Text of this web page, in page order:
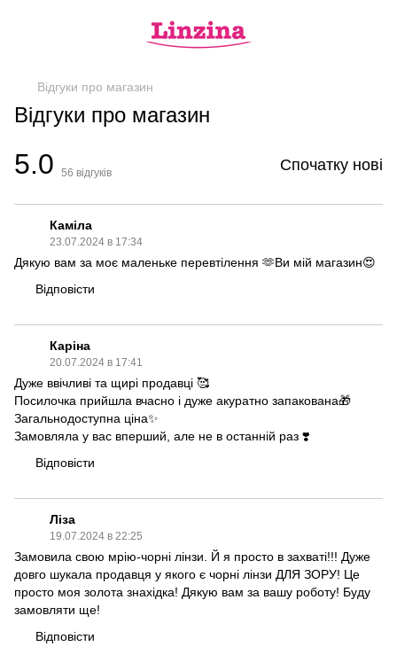
Відгуки про магазин
Відгуки про магазин
5.0 56 відгуків Спочатку нові
Каміла
23.07.2024 в 17:34
Дякую вам за моє маленьке перевтілення 🫶Ви мій магазин😍
Відповісти
Каріна
20.07.2024 в 17:41
Дуже ввічливі та щирі продавці 🥰
Посилочка прийшла вчасно і дуже акуратно запакована🎁
Загальнодоступна ціна✨
Замовляла у вас вперший, але не в останній раз ❣️
Відповісти
Ліза
19.07.2024 в 22:25
Замовила свою мрію-чорні лінзи. Й я просто в захваті!!! Дуже
довго шукала продавця у якого є чорні лінзи ДЛЯ ЗОРУ! Це
просто моя золота знахідка! Дякую вам за вашу роботу! Буду
замовляти ще!
Відповісти